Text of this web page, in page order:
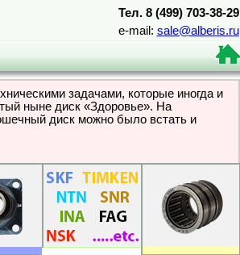
Тел. 8 (499) 703-38-29
e-mail: sale@alberis.ru
задачами, которые иногда и
ныне диск «Здоровье». На
диск можно было встать и